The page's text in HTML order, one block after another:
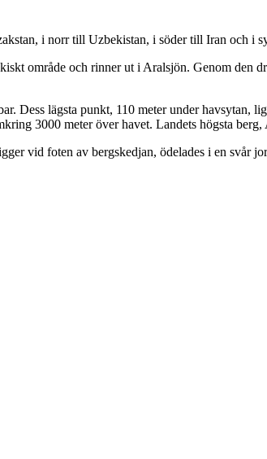
i norr till Uzbekistan, i söder till Iran och i
område och rinner ut i Aralsjön. Genom den
Dess lägsta punkt, 110 meter under
3000 meter över havet. Landets högsta
vid foten av bergskedjan, ödelades i en svår